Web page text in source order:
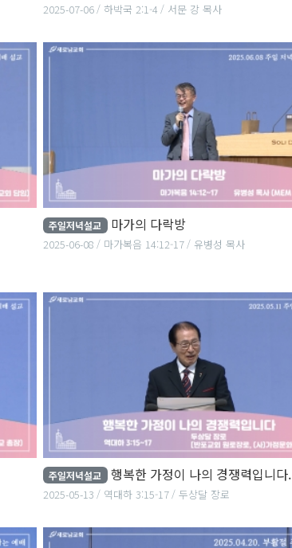
2025-07-06 하박국 2:1-4 서문 강 목사
주일저녁설교 마가의 다락방
2025-06-08 마가복음 14:12-17 유병성 목사
주일저녁설교 행복한 가정이 나의 경쟁력입니다.
2025-05-13 역대하 3:15-17 두상달 장로